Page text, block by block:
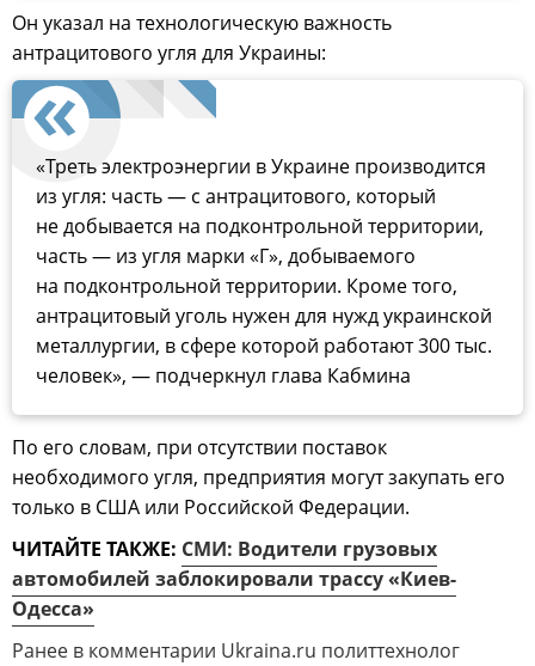
Он указал на технологическую важность
антрацитового угля для Украины:
«Треть электроэнергии в Украине производится
из угля: часть — с антрацитового, который
не добывается на подконтрольной территории,
часть — из угля марки «Г», добываемого
на подконтрольной территории. Кроме того,
антрацитовый уголь нужен для нужд украинской
металлургии, в сфере которой работают 300 тыс.
человек», — подчеркнул глава Кабмина
По его словам, при отсутствии поставок
необходимого угля, предприятия могут закупать его
только в США или Российской Федерации.
ЧИТАЙТЕ ТАКЖЕ: СМИ: Водители грузовых
автомобилей заблокировали трассу «Киев-
Одесса»
Ранее в комментарии Ukraina.ru политтехнолог